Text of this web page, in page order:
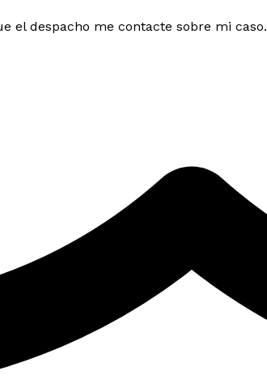
el despacho me contacte sobre mi caso.